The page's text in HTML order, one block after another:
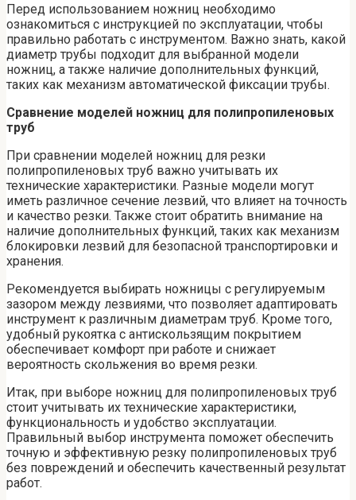
Перед использованием ножниц необходимо
ознакомиться с инструкцией по эксплуатации, чтобы
правильно работать с инструментом. Важно знать, какой
диаметр трубы подходит для выбранной модели
ножниц, а также наличие дополнительных функций,
таких как механизм автоматической фиксации трубы.
Сравнение моделей ножниц для полипропиленовых
труб
При сравнении моделей ножниц для резки
полипропиленовых труб важно учитывать их
технические характеристики. Разные модели могут
иметь различное сечение лезвий, что влияет на точность
и качество резки. Также стоит обратить внимание на
наличие дополнительных функций, таких как механизм
блокировки лезвий для безопасной транспортировки и
хранения.
Рекомендуется выбирать ножницы с регулируемым
зазором между лезвиями, что позволяет адаптировать
инструмент к различным диаметрам труб. Кроме того,
удобный рукоятка с антискользящим покрытием
обеспечивает комфорт при работе и снижает
вероятность скольжения во время резки.
Итак, при выборе ножниц для полипропиленовых труб
стоит учитывать их технические характеристики,
функциональность и удобство эксплуатации.
Правильный выбор инструмента поможет обеспечить
точную и эффективную резку полипропиленовых труб
без повреждений и обеспечить качественный результат
работ.